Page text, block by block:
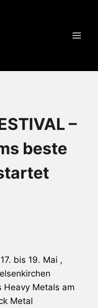
–
beste
bis 19. Mai ,
Heavy Metals am
Metal